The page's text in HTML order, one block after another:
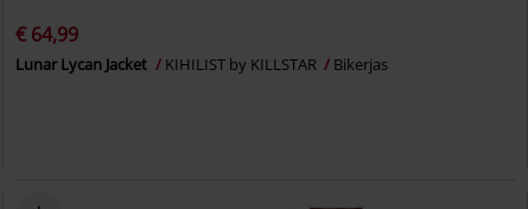
€ 64,99
Lunar Lycan Jacket KIHILIST by KILLSTAR Bikerjas